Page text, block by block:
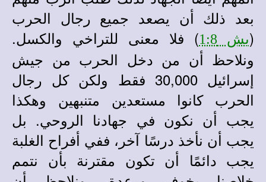
بعد ذلك أن يصعد جميع رجال الحرب
(يش 1:8
) فلا معنى للتراخي والكسل.
ونلاحظ أن من دخل الحرب من جيش
إسرائيل 30,000 فقط ولكن كل رجال
الحرب كانوا مستعدين متنبهين وهكذا
يجب أن نكون في جهادنا الروحي. بل
يجب أن نأخذ درسًا آخر، ففي أفراح الغلبة
يجب دائمًا أن تكون مقترنة بأن نتمم